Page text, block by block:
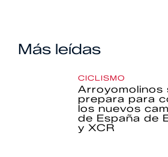
Más leídas
CICLISMO
Arroyomolinos
prepara para
los nuevos
de España de
y XCR